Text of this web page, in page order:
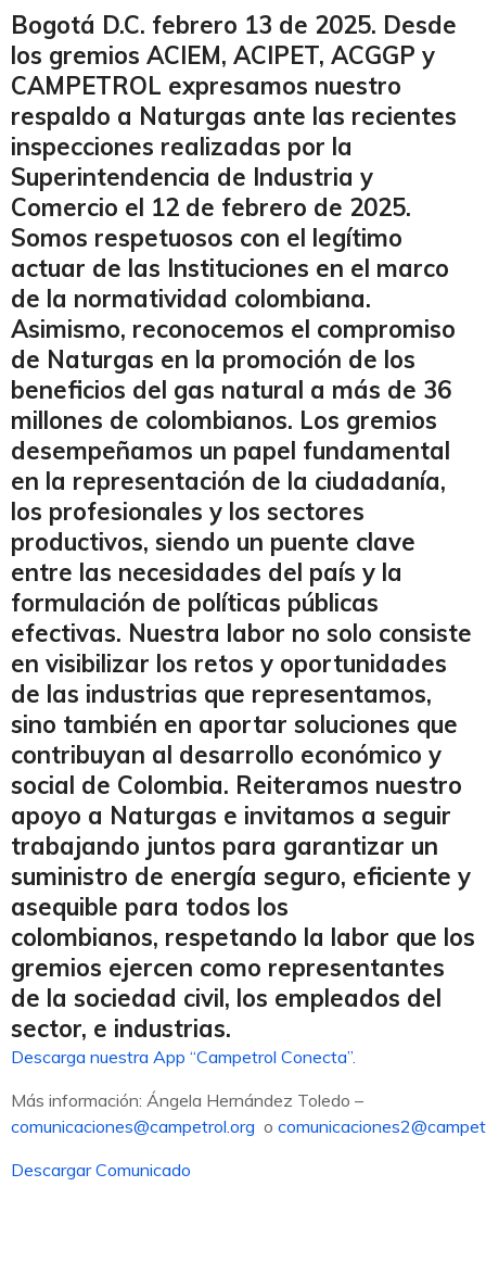
Bogotá D.C. febrero 13 de 2025. Desde
los gremios ACIEM, ACIPET, ACGGP y
CAMPETROL expresamos nuestro
respaldo a Naturgas ante las recientes
inspecciones realizadas por la
Superintendencia de Industria y
Comercio el 12 de febrero de 2025.
Somos respetuosos con el legítimo
actuar de las Instituciones en el marco
de la normatividad colombiana.
Asimismo, reconocemos el compromiso
de Naturgas en la promoción de los
beneficios del gas natural a más de 36
millones de colombianos. Los gremios
desempeñamos un papel fundamental
en la representación de la ciudadanía,
los profesionales y los sectores
productivos, siendo un puente clave
entre las necesidades del país y la
formulación de políticas públicas
efectivas. Nuestra labor no solo consiste
en visibilizar los retos y oportunidades
de las industrias que representamos,
sino también en aportar soluciones que
contribuyan al desarrollo económico y
social de Colombia. Reiteramos nuestro
apoyo a Naturgas e invitamos a seguir
trabajando juntos para garantizar un
suministro de energía seguro, eficiente y
asequible para todos los
colombianos, respetando la labor que los
gremios ejercen como representantes
de la sociedad civil, los empleados del
sector, e industrias.
Descarga nuestra App “Campetrol Conecta”.
Más información: Ángela Hernández Toledo –
comunicaciones@campetrol.org o
Descargar Comunicado